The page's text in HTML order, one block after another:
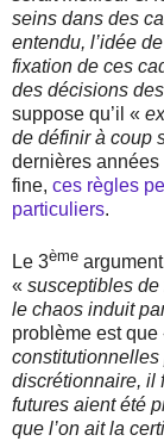
seins dans des
entendu, l’idée
fixation de ces
des décisions
suppose qu’il «
de définir à coup
dernières années
fine, ces règles
particuliers.
Le 3ème
« susceptibles
le chaos induit
problème est que
constitutionnelles
discrétionnaire, il
futures aient été
que l’on ait la